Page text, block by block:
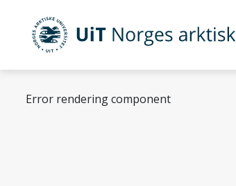
Gå til hovedinnhold
UiT Norges arktiske universitet
Error rendering component